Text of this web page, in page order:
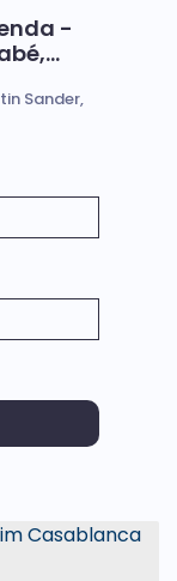
-
Sander,